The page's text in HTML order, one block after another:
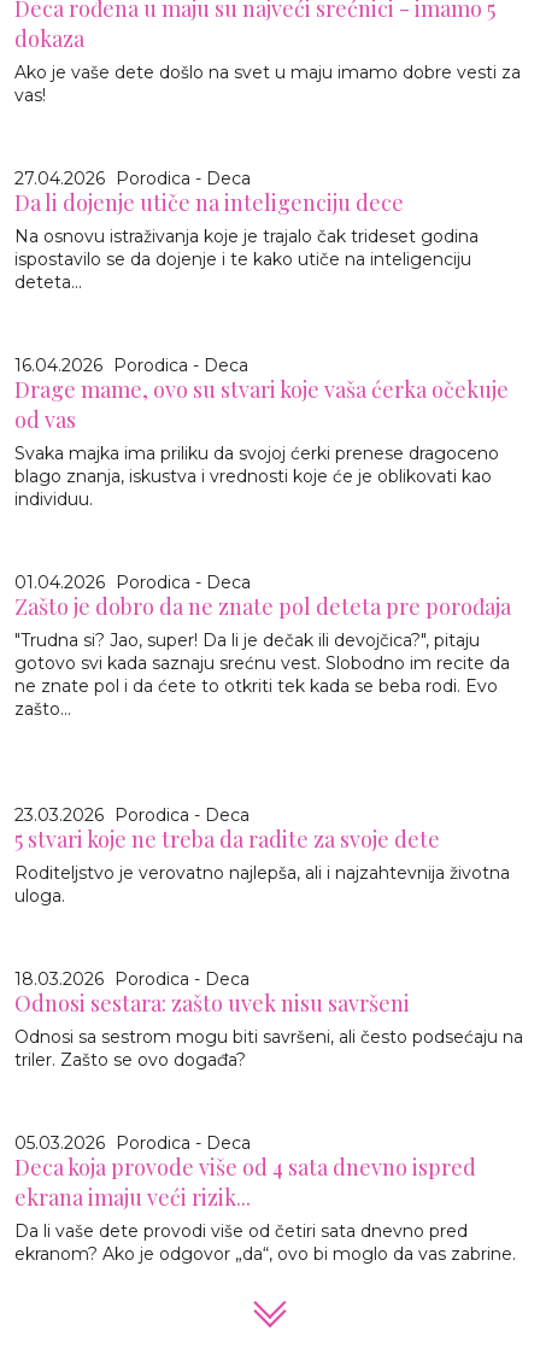
Deca rođena u maju su najveći srećnici - imamo 5
dokaza
Ako je vaše dete došlo na svet u maju imamo dobre vesti za
vas!
27.04.2026 Porodica - Deca
Da li dojenje utiče na inteligenciju dece
Na osnovu istraživanja koje je trajalo čak trideset godina
ispostavilo se da dojenje i te kako utiče na inteligenciju
deteta...
16.04.2026 Porodica - Deca
Drage mame, ovo su stvari koje vaša ćerka očekuje
od vas
Svaka majka ima priliku da svojoj ćerki prenese dragoceno
blago znanja, iskustva i vrednosti koje će je oblikovati kao
individuu.
01.04.2026 Porodica - Deca
Zašto je dobro da ne znate pol deteta pre porođaja
"Trudna si? Jao, super! Da li je dečak ili devojčica?", pitaju
gotovo svi kada saznaju srećnu vest. Slobodno im recite da
ne znate pol i da ćete to otkriti tek kada se beba rodi. Evo
zašto...
23.03.2026 Porodica - Deca
5 stvari koje ne treba da radite za svoje dete
Roditeljstvo je verovatno najlepša, ali i najzahtevnija životna
uloga.
18.03.2026 Porodica - Deca
Odnosi sestara: zašto uvek nisu savršeni
Odnosi sa sestrom mogu biti savršeni, ali često podsećaju na
triler. Zašto se ovo događa?
05.03.2026 Porodica - Deca
Deca koja provode više od 4 sata dnevno ispred
ekrana imaju veći rizik...
Da li vaše dete provodi više od četiri sata dnevno pred
ekranom? Ako je odgovor „da“, ovo bi moglo da vas zabrine.